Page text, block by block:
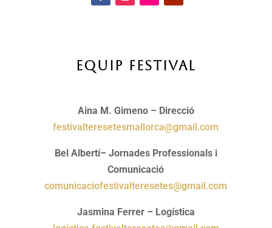
Equip Festival
Aina M. Gimeno – Direcció
festivalteresetesmallorca@gmail.com
Bel Albertí– Jornades Professionals i
Comunicació
comunicaciofestivalteresetes@gmail.com
Jasmina Ferrer – Logística